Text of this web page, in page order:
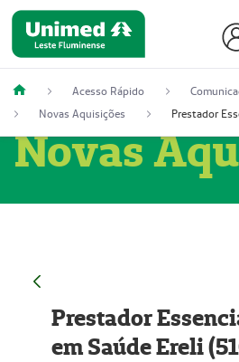
Acesso Rápido
Novas Aquisições
Novas
Prestador
em Saúde Ereli